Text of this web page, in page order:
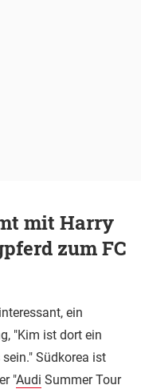
mit Harry
zum FC
ein
"Kim ist dort ein
Südkorea ist
"Audi Summer Tour